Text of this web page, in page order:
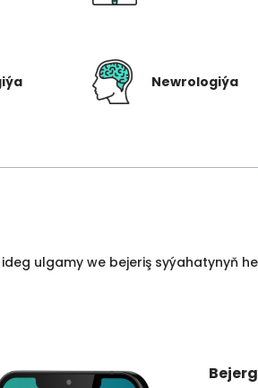
Newrologiýa
ulgamy we bejeriş syýahatynyň